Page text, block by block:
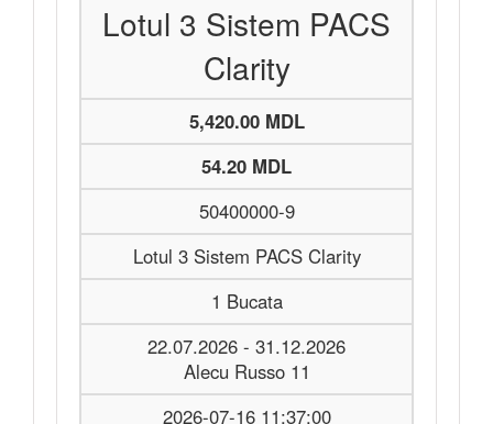
Lotul 3 Sistem PACS
Clarity
5,420.00 MDL
54.20 MDL
50400000-9
Lotul 3 Sistem PACS Clarity
1 Bucata
22.07.2026 - 31.12.2026
Alecu Russo 11
2026-07-16 11:37:00